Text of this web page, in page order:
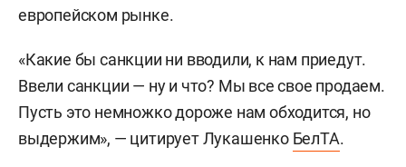
европейском рынке.
«Какие бы санкции ни вводили, к нам приедут.
Ввели санкции — ну и что? Мы все свое продаем.
Пусть это немножко дороже нам обходится, но
выдержим», — цитирует Лукашенко БелТА.